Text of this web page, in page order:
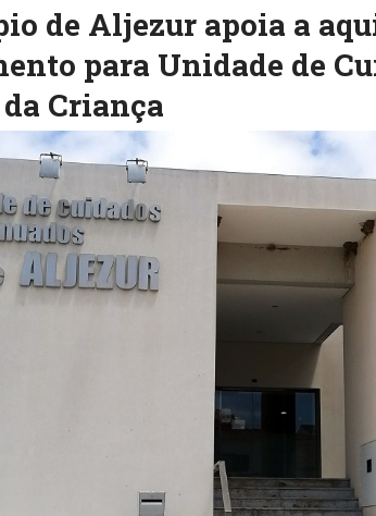
de Aljezur apoia a
para Unidade de
da Criança